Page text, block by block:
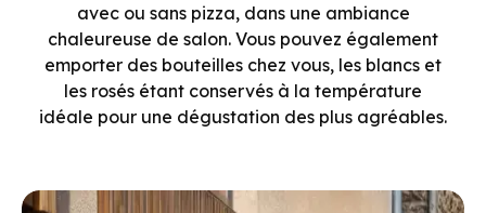
avec ou sans pizza, dans une ambiance
chaleureuse de salon. Vous pouvez également
emporter des bouteilles chez vous, les blancs et
les rosés étant conservés à la température
idéale pour une dégustation des plus agréables.